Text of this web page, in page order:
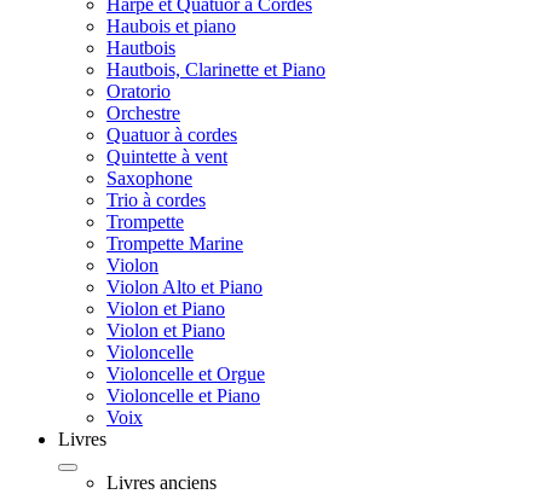
Harpe et Quatuor à Cordes
Haubois et piano
Hautbois
Hautbois, Clarinette et Piano
Oratorio
Orchestre
Quatuor à cordes
Quintette à vent
Saxophone
Trio à cordes
Trompette
Trompette Marine
Violon
Violon Alto et Piano
Violon et Piano
Violon et Piano
Violoncelle
Violoncelle et Orgue
Violoncelle et Piano
Voix
Livres
Livres anciens